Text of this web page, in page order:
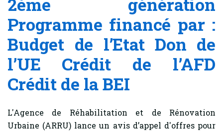
Programme financé par :
Budget de l’Etat Don de
l’UE Crédit de l’AFD
Crédit de la BEI
L'Agence de Réhabilitation et de Rénovation
Urbaine (ARRU) lance un avis d’appel d'offres pour